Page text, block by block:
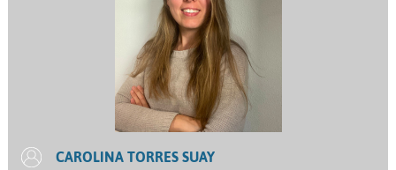
CAROLINA TORRES SUAY